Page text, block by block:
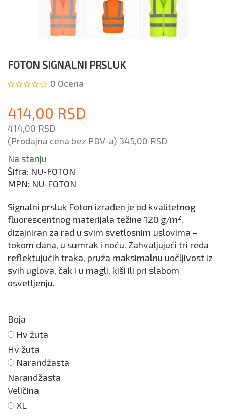
FOTON SIGNALNI PRSLUK
0 Ocena
414,00 RSD
414,00 RSD
(Prodajna cena bez PDV-a) 345,00 RSD
Na stanju
Šifra: NU-FOTON
MPN: NU-FOTON
Signalni prsluk Foton izrađen je od kvalitetnog
fluorescentnog materijala težine 120 g/m²,
dizajniran za rad u svim svetlosnim uslovima –
tokom dana, u sumrak i noću. Zahvaljujući tri reda
reflektujućih traka, pruža maksimalnu uočljivost iz
svih uglova, čak i u magli, kiši ili pri slabom
osvetljenju.
Boja
Hv žuta
Hv žuta
Narandžasta
Narandžasta
Veličina
XL